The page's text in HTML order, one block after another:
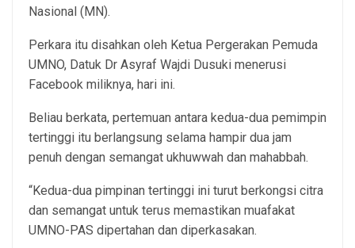
Nasional (MN).
Perkara itu disahkan oleh Ketua Pergerakan Pemuda
UMNO, Datuk Dr Asyraf Wajdi Dusuki menerusi
Facebook miliknya, hari ini.
Beliau berkata, pertemuan antara kedua-dua pemimpin
tertinggi itu berlangsung selama hampir dua jam
penuh dengan semangat ukhuwwah dan mahabbah.
“Kedua-dua pimpinan tertinggi ini turut berkongsi citra
dan semangat untuk terus memastikan muafakat
UMNO-PAS dipertahan dan diperkasakan.